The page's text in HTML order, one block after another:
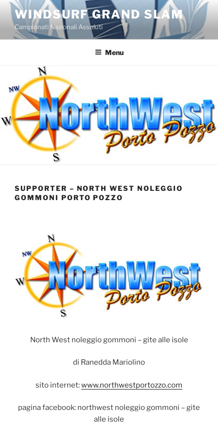
Salta
contenuto
WINDSURF GRAND SLAM
Campionati Nazionali Assoluti
Menu
SUPPORTER – NORTH WEST NOLEGGIO
GOMMONI PORTO POZZO
North West noleggio gommoni – gite alle isole
di Ranedda Mariolino
sito internet:www.northwestportozzo.com
pagina facebook: northwest noleggio gommoni – gite
alle isole